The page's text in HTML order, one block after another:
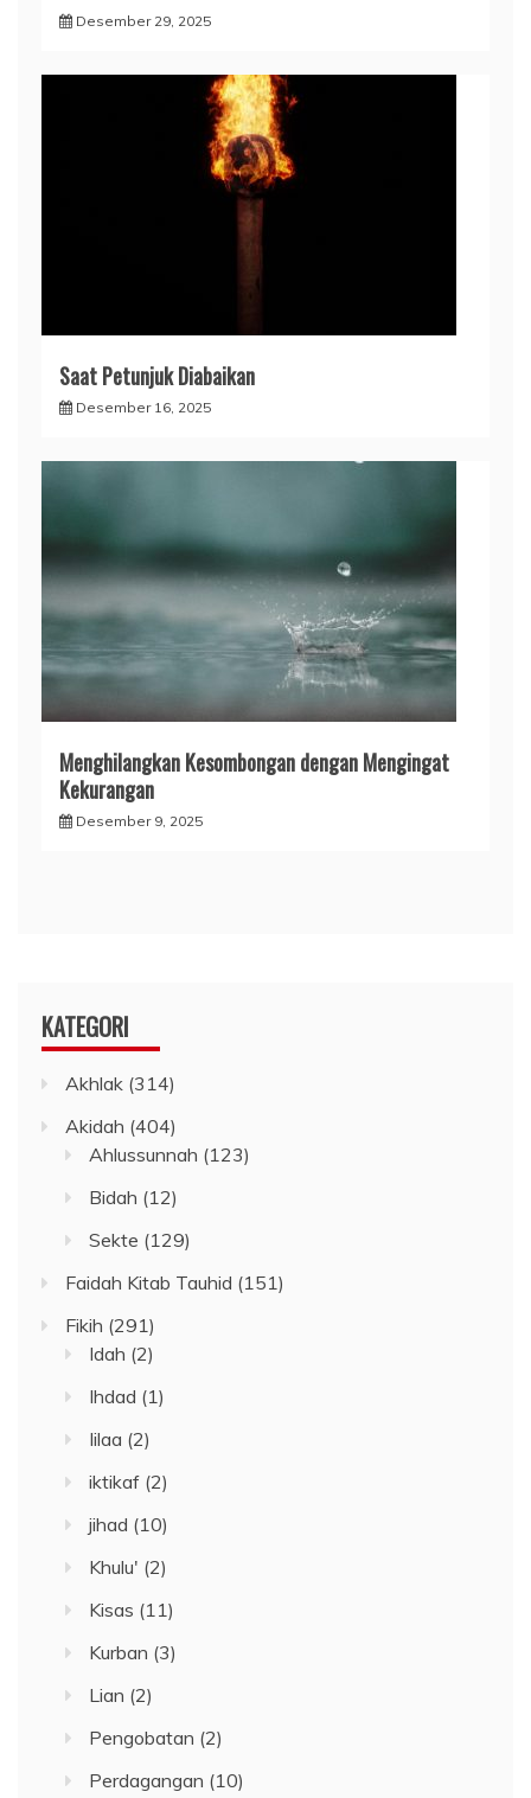
Desember 29, 2025
Saat Petunjuk Diabaikan
Desember 16, 2025
Menghilangkan Kesombongan dengan Mengingat
Kekurangan
Desember 9, 2025
KATEGORI
Akhlak (314)
Akidah (404)
Ahlussunnah (123)
Bidah (12)
Sekte (129)
Faidah Kitab Tauhid (151)
Fikih (291)
Idah (2)
Ihdad (1)
Iilaa (2)
iktikaf (2)
jihad (10)
Khulu' (2)
Kisas (11)
Kurban (3)
Lian (2)
Pengobatan (2)
Perdagangan (10)